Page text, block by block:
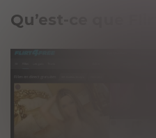
Qu’est-ce que